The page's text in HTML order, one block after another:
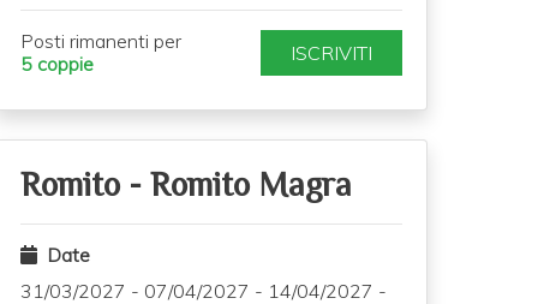
Posti rimanenti per
5 coppie
ISCRIVITI
Romito - Romito Magra
Date
31/03/2027 - 07/04/2027 - 14/04/2027 -